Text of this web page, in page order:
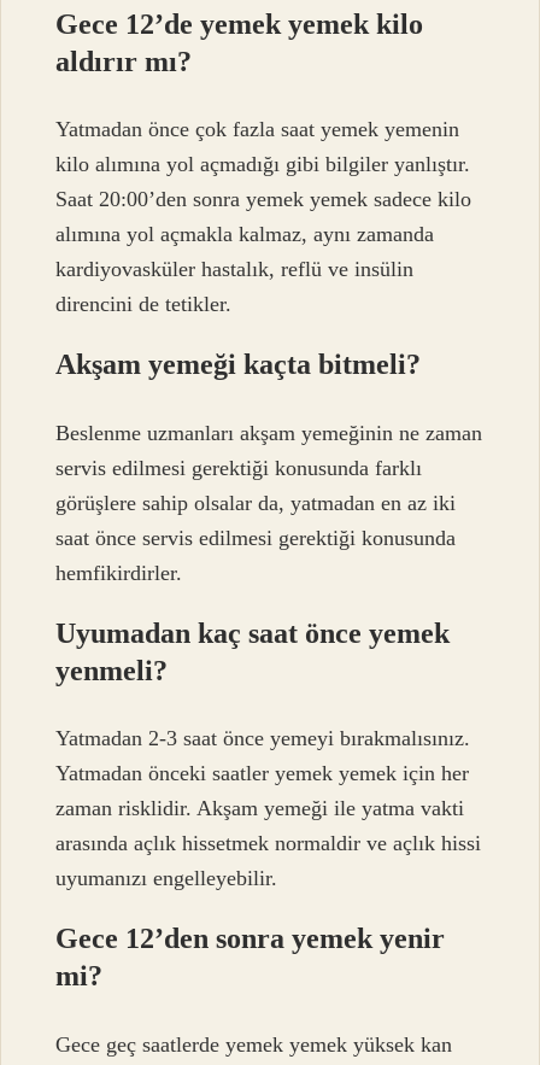
Gece 12’de yemek yemek kilo
aldırır mı?
Yatmadan önce çok fazla saat yemek yemenin
kilo alımına yol açmadığı gibi bilgiler yanlıştır.
Saat 20:00’den sonra yemek yemek sadece kilo
alımına yol açmakla kalmaz, aynı zamanda
kardiyovasküler hastalık, reflü ve insülin
direncini de tetikler.
Akşam yemeği kaçta bitmeli?
Beslenme uzmanları akşam yemeğinin ne zaman
servis edilmesi gerektiği konusunda farklı
görüşlere sahip olsalar da, yatmadan en az iki
saat önce servis edilmesi gerektiği konusunda
hemfikirdirler.
Uyumadan kaç saat önce yemek
yenmeli?
Yatmadan 2-3 saat önce yemeyi bırakmalısınız.
Yatmadan önceki saatler yemek yemek için her
zaman risklidir. Akşam yemeği ile yatma vakti
arasında açlık hissetmek normaldir ve açlık hissi
uyumanızı engelleyebilir.
Gece 12’den sonra yemek yenir
mi?
Gece geç saatlerde yemek yemek yüksek kan